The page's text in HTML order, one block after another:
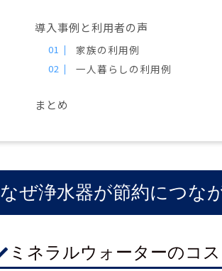
導入事例と利用者の声
家族の利用例
一人暮らしの利用例
まとめ
なぜ浄水器が節約につな
ミネラルウォーターのコス